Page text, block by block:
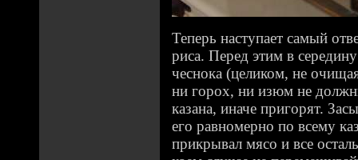
Теперь наступает самый
риса. Перед этим в
чеснока (целиком, не
ни горох, ни изюм не
казана, иначе пригорят.
его равномерно по всему
прикрывал мясо и все